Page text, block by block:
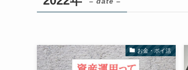
お金・ポイ活